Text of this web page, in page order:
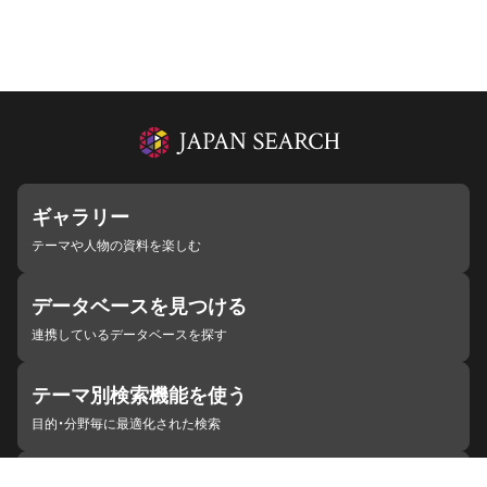
ギャラリー
テーマや人物の資料を楽しむ
データベースを見つける
連携しているデータベースを探す
テーマ別検索機能を使う
目的・分野毎に最適化された検索